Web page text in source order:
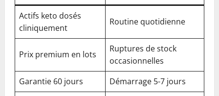
Actifs keto dosés
cliniquement
Routine quotidienne
Prix premium en lots
Ruptures de stock
occasionnelles
Garantie 60 jours
Démarrage 5-7 jours